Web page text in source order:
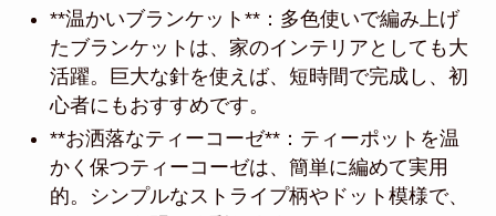
**温かいブランケット**：多色使いで編み上げ
たブランケットは、家のインテリアとしても大
活躍。巨大な針を使えば、短時間で完成し、初
心者にもおすすめです。
**お洒落なティーコーゼ**：ティーポットを温
かく保つティーコーゼは、簡単に編めて実用
的。シンプルなストライプ柄やドット模様で、